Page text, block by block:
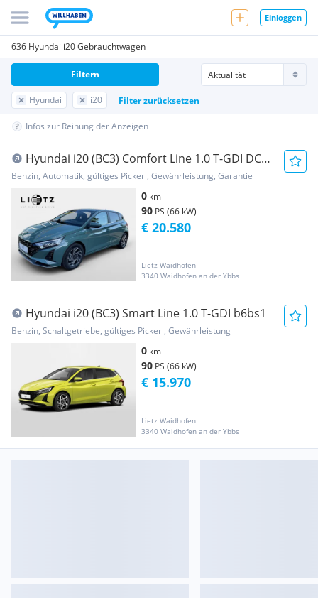
Einloggen
636 Hyundai i20 Gebrauchtwagen
Hyundai i20 Filter zurücksetzen
Filtern
Infos zur Reihung der Anzeigen
Hyundai i20 (BC3) Comfort Line 1.0 T-GDI DCT
b6bc2
Benzin, Automatik, gültiges Pickerl, Gewährleistung, Garantie
0 km
90 PS (66 kW)
Lietz Waidhofen
3340 Waidhofen an der Ybbs
€ 20.580
Hyundai i20 (BC3) Smart Line 1.0 T-GDI b6bs1
Benzin, Schaltgetriebe, gültiges Pickerl, Gewährleistung
0 km
90 PS (66 kW)
Lietz Waidhofen
3340 Waidhofen an der Ybbs
€ 15.970